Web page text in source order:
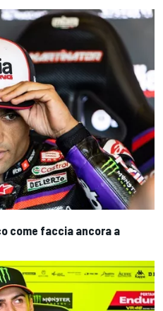
come faccia ancora a